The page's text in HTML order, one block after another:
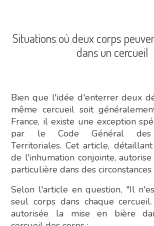
Situations où deux corps
dans un cercueil
Bien que l'idée d'enterrer deux
même cercueil soit
France, il existe une exception
par le Code Général des
Territoriales. Cet article,
de l'inhumation conjointe,
particulière dans des
Selon l'article en question, "Il
seul corps dans chaque
autorisée la mise en bière